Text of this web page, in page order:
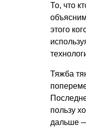
То, что
этого
Тяжба
пользу
дальше